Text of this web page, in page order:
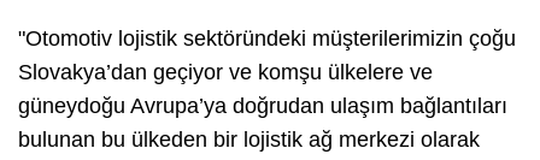
"Otomotiv lojistik sektöründeki müşterilerimizin çoğu
Slovakya’dan geçiyor ve komşu ülkelere ve
güneydoğu Avrupa’ya doğrudan ulaşım bağlantıları
bulunan bu ülkeden bir lojistik ağ merkezi olarak